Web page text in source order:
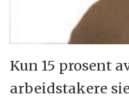
Kun 15 prosent
arbeidstakere